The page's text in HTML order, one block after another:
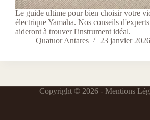
Le guide ultime pour bien choisir votre
électrique Yamaha. Nos conseils
aideront à trouver l'instrument idéal.
Quatuor Antares
23 janvier 2026
Copyright © 2026 - Mentions